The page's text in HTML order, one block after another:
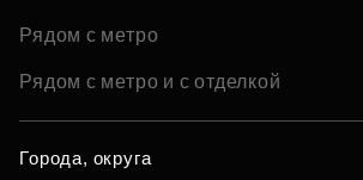
Рядом с метро
Рядом с метро и с отделкой
Города, округа